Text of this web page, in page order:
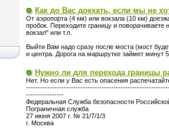
Как до Вас доехать, если мы не
От аэропорта (4 км) или вокзала (10 км)
пробок. Переходите границу и
вокзал" или т.п.
Выйти Вам надо сразу после моста (мост
и центра. Дорога на маршрутке займет минут
Нужно ли для перехода границы
Нет. Но если у Вас есть опасения
----------------
Федеральная Служба безопасности
Пограничная служба
27 июня 2007 г. № 21/7/1/3
г. Москва